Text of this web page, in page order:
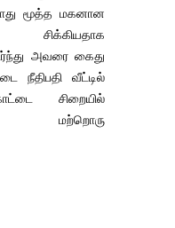
மூத்த மகனான
அவரை கைது
நீதிபதி வீட்டில்
சிறையில்
மற்றொரு